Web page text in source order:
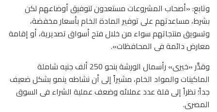
وتابع: «أصحاب المشروعات مستعدون لتوفيق أوضاعهم لكن
بشرط، مساعدتهم على توفير المادة الخام بأسعار مخفضة،
وتسويق منتجاتهم سواء من خلال فتح أسواق تصديرية، أو إقامة
معارض دائمة فى المحافظات».
وقدَّر «خيرى» رأسمال الورشة بنحو 250 ألف جنيه شاملة
الماكينات والمواد الخام، مشيراً إلى أن نشاطه ينمو بشكل ضعيف
جداً؛ نظراً إلى قلة عدد عملائه وضعف عملية الشراء فى السوق
المصرى.